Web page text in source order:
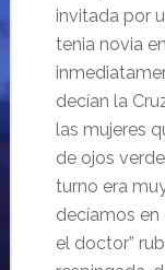
invitada por
tenia novia
decían la
las mujeres
de ojos
turno era
decíamos
el doctor”